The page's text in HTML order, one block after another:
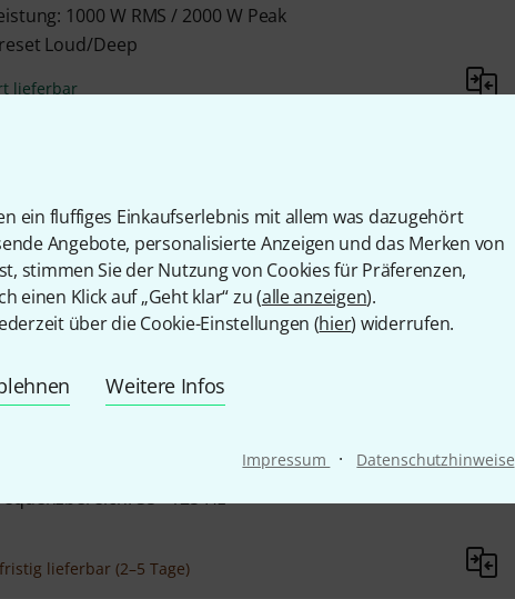
ein fluffiges Einkaufserlebnis mit allem was dazugehört
Angebote, personalisierte Anzeigen und das Merken von
stimmen Sie der Nutzung von Cookies für Präferenzen,
einen Klick auf „Geht klar“ zu (alle anzeigen).
über die Cookie-Einstellungen (hier) widerrufen.
Weitere Infos
Impressum · Datenschutzhinweise
1000 W RMS / 2000 W Peak
Loud/Deep
lieferbar
D Verstärker
45 Hz - 138 Hz
SPL: 134 dB
lieferbar
UVP:1.325,66 € -19%
Action-S118A
1600 W RMS / 3200 W Peak
35 - 125 Hz
lieferbar (2–5 Tage)
-20%